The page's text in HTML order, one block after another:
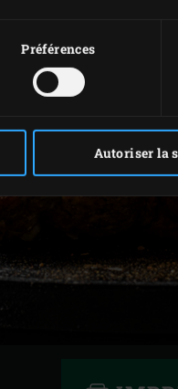
Préférences
Autoriser la